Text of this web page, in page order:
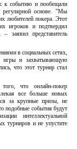
к событию и пообещали
регулярной основе. "Мы
любителей покера. Этот
игроков и подтвердил
заявил представитель
в социальных сетях,
игры и захватывающую
что этот турнир стал
что онлайн-покер
все больше новых
за крупные призы, не
подобные события будут
интеллектуальной
турниров и не упустите